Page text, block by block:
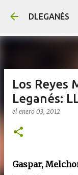
DLEGANÉS
Los Reyes
Leganés:
el enero 03, 2012
Gaspar,